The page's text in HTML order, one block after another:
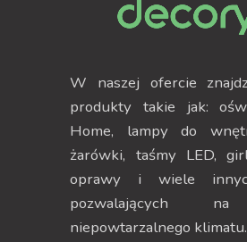
W naszej ofercie
produkty takie jak:
Home, lampy do
żarówki, taśmy LED,
oprawy i wiele
pozwalających na
niepowtarzalnego klimatu.